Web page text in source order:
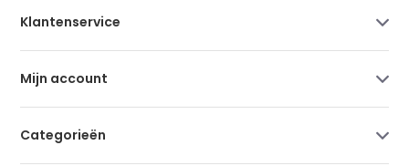
Klantenservice
Mijn account
Categorieën